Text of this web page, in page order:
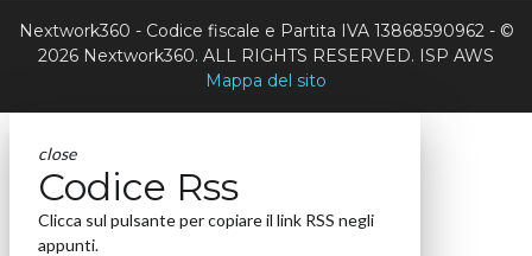
Nextwork360 - Codice fiscale e Partita IVA 13868590962 - ©
2026 Nextwork360. ALL RIGHTS RESERVED. ISP AWS
Mappa del sito
close
Codice Rss
Clicca sul pulsante per copiare il link RSS negli
appunti.